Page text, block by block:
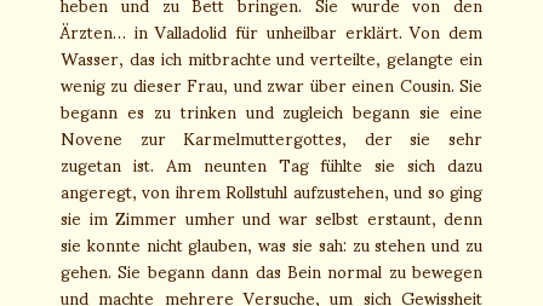
Ärzten… in Valladolid für unheilbar erklärt. Von dem
Wasser, das ich mitbrachte und verteilte, gelangte ein
wenig zu dieser Frau, und zwar über einen Cousin. Sie
begann es zu trinken und zugleich begann sie eine
Novene zur Karmelmuttergottes, der sie sehr
zugetan ist. Am neunten Tag fühlte sie sich dazu
angeregt, von ihrem Rollstuhl aufzustehen, und so ging
sie im Zimmer umher und war selbst erstaunt, denn
sie konnte nicht glauben, was sie sah: zu stehen und zu
gehen. Sie begann dann das Bein normal zu bewegen